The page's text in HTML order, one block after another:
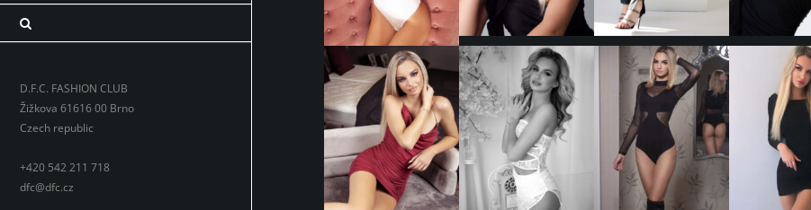
D.F.C. FASHION CLUB
Žižkova 61616 00 Brno
Czech republic
+420 542 211 718
dfc@dfc.cz